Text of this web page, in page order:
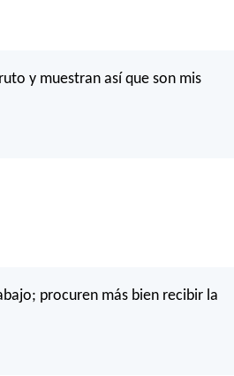
y muestran así que son mis
procuren más bien recibir la